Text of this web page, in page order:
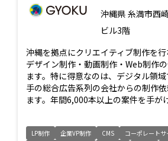
沖縄県 糸満市西
ビル3階
沖縄を拠点にクリエイティブ制作を
デザイン制作・動画制作・Web制作
ます。特に得意なのは、デジタル領
手の総合広告系列の会社からの制作
ます。年間6,000本以上の案件を手が
LP制作 企業VP制作 CMS コーポレートサ